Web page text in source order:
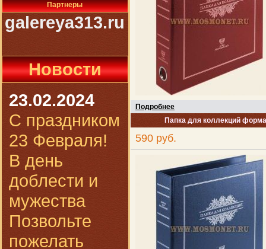
Партнеры
galereya313.ru
Новости
23.02.2024
С праздником
23 Февраля!
В день
доблести и
мужества
Позвольте
пожелать
Подробнее
Папка для коллекций
590 руб.